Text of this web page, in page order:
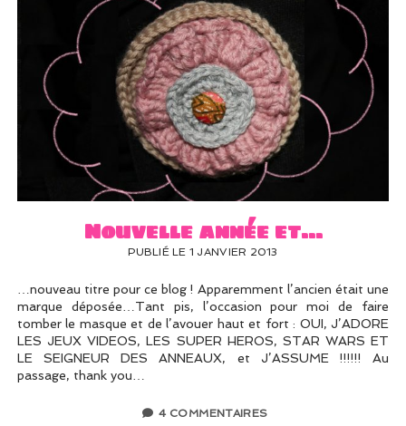
Nouvelle année et…
PUBLIÉ LE 1 JANVIER 2013
…nouveau titre pour ce blog ! Apparemment l’ancien était une
marque déposée…Tant pis, l’occasion pour moi de faire
tomber le masque et de l’avouer haut et fort : OUI, J’ADORE
LES JEUX VIDEOS, LES SUPER HEROS, STAR WARS ET
LE SEIGNEUR DES ANNEAUX, et J’ASSUME !!!!!! Au
passage, thank you…
4 COMMENTAIRES